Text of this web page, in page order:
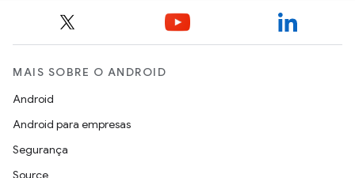
MAIS SOBRE O ANDROID
Android
Android para empresas
Segurança
Source